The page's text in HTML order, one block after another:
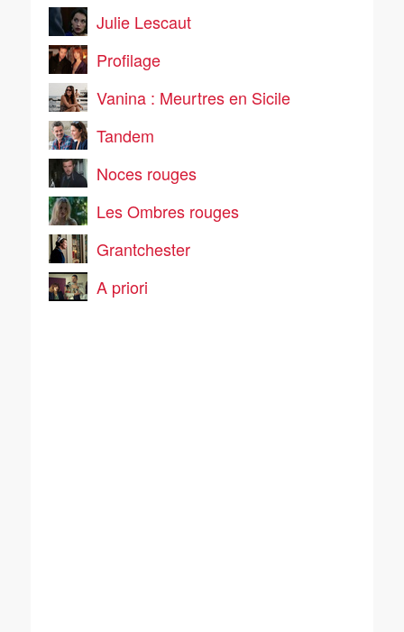
Julie Lescaut
Profilage
Vanina : Meurtres en Sicile
Tandem
Noces rouges
Les Ombres rouges
Grantchester
A priori